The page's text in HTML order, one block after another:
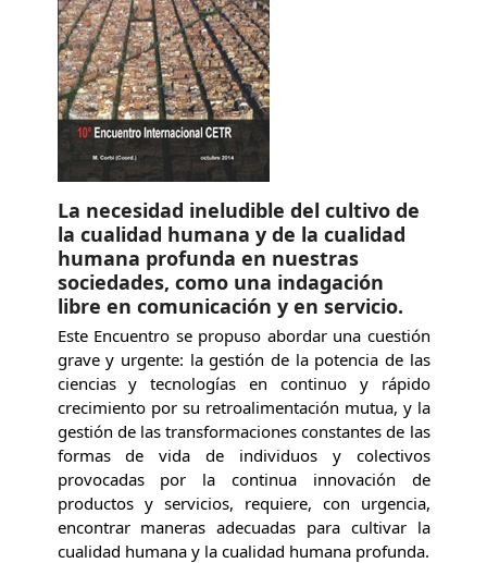
La necesidad ineludible del cultivo de
la cualidad humana y de la cualidad
humana profunda en nuestras
sociedades, como una indagación
libre en comunicación y en servicio.
Este Encuentro se propuso abordar una cuestión
grave y urgente: la gestión de la potencia de las
ciencias y tecnologías en continuo y rápido
crecimiento por su retroalimentación mutua, y la
gestión de las transformaciones constantes de las
formas de vida de individuos y colectivos
provocadas por la continua innovación de
productos y servicios, requiere, con urgencia,
encontrar maneras adecuadas para cultivar la
cualidad humana y la cualidad humana profunda.